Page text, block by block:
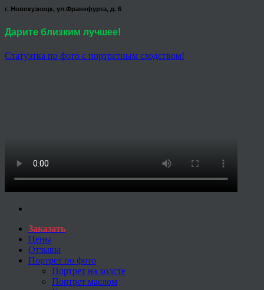
г. Новокузнецк, ул.Франкфурта, д. 6
Дарите близким лучшее!
Статуэтка по фото с портретным сходством!
Заказать
Цены
Отзывы
Портрет по фото
Портрет на холсте
Портрет маслом